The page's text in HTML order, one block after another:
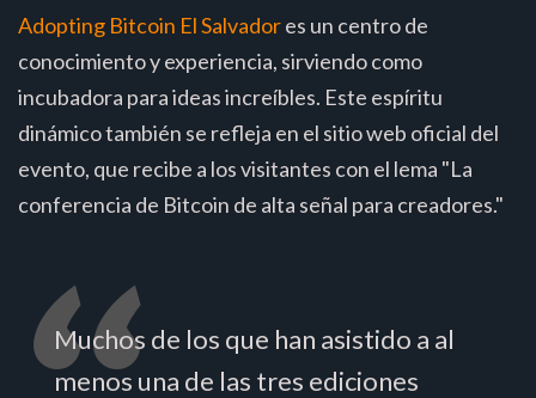
Adopting Bitcoin El Salvadores un centro de
conocimiento y experiencia, sirviendo como
incubadora para ideas increíbles. Este espíritu
dinámico también se refleja en el sitio web oficial del
evento, que recibe a los visitantes con el lema "La
conferencia de Bitcoin de alta señal para creadores."
Muchos de los que han asistido a al
menos una de las tres ediciones